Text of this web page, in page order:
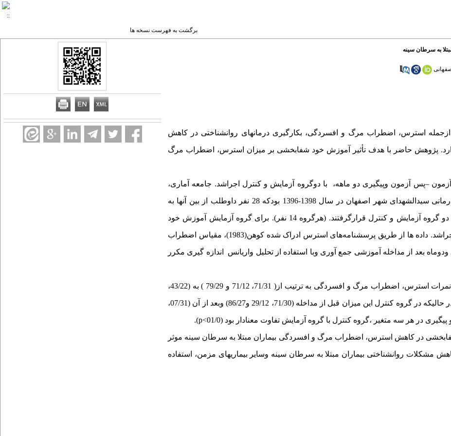
برگشت به فهرست نسخه ها
به سرطان سینه
ازجمله استرس، اضطراب مرگ و افسردگی، بکارگیری درمانهای روانشناختی در کاهش
پژوهش حاضر با هدف تأثیر آموزش خود شفابخشی بر میزان استرس، اضطراب مرگ
–پس آزمون وپیگیری دو ماهه، با دوگروه آزمایش و کنترل اجراشد. جامعه آماری،
شامل کلیه زنان دارای سرطان سینه مراجعه کننده به مرکز درمانی سیدالشهدای شهر اصفهان در سال 1398-1396 بودکه 28 نفر داوطلب از بین آنها به
صورت نمونه در دسترس انتخاب شده و به صورت تصادفی در دو گروه آزمایش و کنترل قرارگرفتند. (هرگروه 14 نفر). برای گروه آزمایش آموزش خود
شفابخشی در 12 جلسه هفتگی به مدت 90 دقیقه در هرجلسه اجراشد. داده ها از طریق پرسشنامه‌های استرس ادراک شده کوهن(1983)، مقیاس اضطراب
و پرسشنامه افسردگی بک -2(1988)، قبل، بعد ودوماه بعد از مداخله آموزشی جمع آوری وبا استفاده از تحلیل واریانس اندازه گیری مکرر
درگروه آزمون پس ازآموزش خود شفابخشی، میانگین نمرات استرس، اضطراب مرگ و افسردگی به ترتیب از( 71/31، 71/12 و 79/29 ) به (43/22،
<). در حالیکه در گروه کنترل این میزان قبل از مداخله (71/30، 29/12 و86/27) وبعد از آن (07/31،
در هر سه متغیر ،گروه کنترل با گروه آزمایش تفاوت معنادار بود (01/0 p<
).
در کاهش استرس، اضطراب مرگ و افسردگی بیماران مبتلا به سرطان سینه موثر
مشکلات روانشناختی بیماران مبتلا به سرطان سینه وسایر بیماریهای مزمن، استفاده